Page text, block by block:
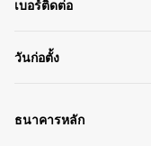
เบอร์ติดต่อ
วันก่อตั้ง
ธนาคารหลัก